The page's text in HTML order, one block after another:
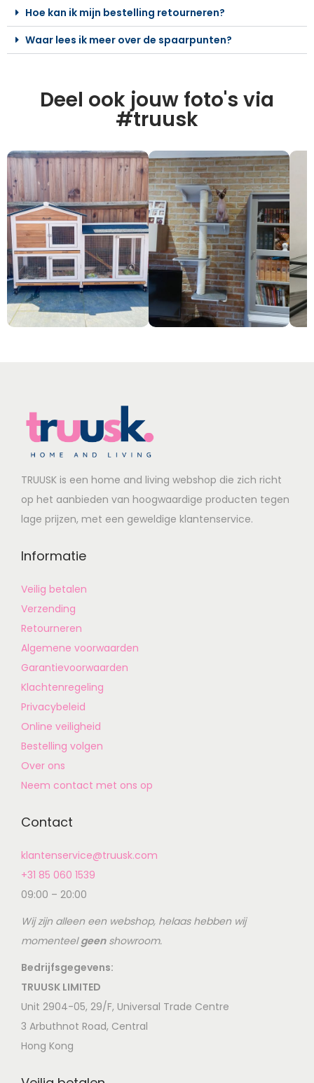
Hoe kan ik mijn bestelling retourneren?
Waar lees ik meer over de spaarpunten?
Deel ook jouw foto's via
#truusk
TRUUSK is een home and living webshop die zich richt
op het aanbieden van hoogwaardige producten tegen
lage prijzen, met een geweldige klantenservice.
Informatie
Veilig betalen
Verzending
Retourneren
Algemene voorwaarden
Garantievoorwaarden
Klachtenregeling
Privacybeleid
Online veiligheid
Bestelling volgen
Over ons
Neem contact met ons op
Contact
klantenservice@truusk.com
+31 85 060 1539
09:00 – 20:00
Wij zijn alleen een webshop, helaas hebben wij
momenteelgeenshowroom.
Bedrijfsgegevens:
TRUUSK LIMITED
Unit 2904-05, 29/F, Universal Trade Centre
3 Arbuthnot Road, Central
Hong Kong